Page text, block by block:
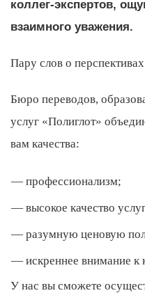
коллег-экспертов,
взаимного уважения.
Пару слов о
Бюро переводов,
услуг «Полиглот»
вам качества:
профессионализм;
высокое качество
разумную ценовую
искреннее внимание к
У нас вы сможете